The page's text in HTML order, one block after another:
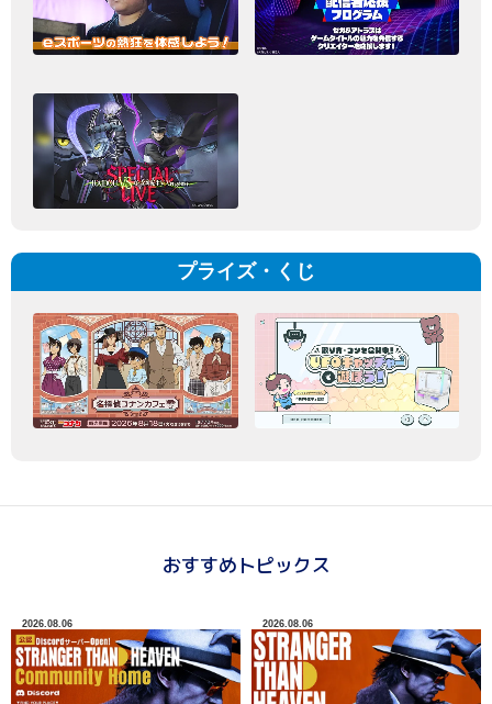
プライズ・くじ
おすすめトピックス
2026.08.06 2026.08.06